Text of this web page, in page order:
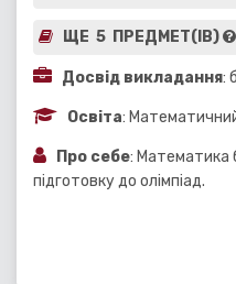
ЩЕ 5 ПРЕДМЕТ(ІВ)
Досвід викладання:
Освіта:
Про себе: Математика
підготовку до олімпіад.